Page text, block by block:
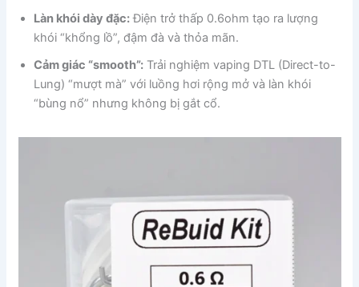
Làn khói dày đặc:Điện trở thấp 0.6ohm tạo ra lượng
khói “khổng lồ”, đậm đà và thỏa mãn.
Cảm giác “smooth”: Trải nghiệm vaping DTL (Direct-to-
Lung) “mượt mà” với luồng hơi rộng mở và làn khói
“bùng nổ” nhưng không bị gắt cổ.